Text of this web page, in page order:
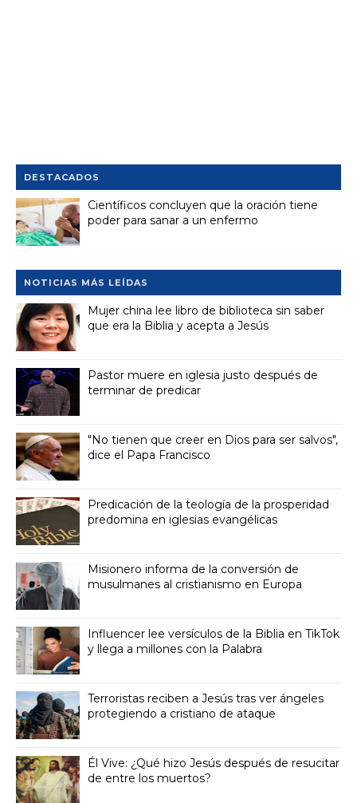
DESTACADOS
Científicos concluyen que la oración tiene
poder para sanar a un enfermo
NOTICIAS MÁS LEÍDAS
Mujer china lee libro de biblioteca sin saber
que era la Biblia y acepta a Jesús
Pastor muere en iglesia justo después de
terminar de predicar
"No tienen que creer en Dios para ser salvos",
dice el Papa Francisco
Predicación de la teología de la prosperidad
predomina en iglesias evangélicas
Misionero informa de la conversión de
musulmanes al cristianismo en Europa
Influencer lee versículos de la Biblia en TikTok
y llega a millones con la Palabra
Terroristas reciben a Jesús tras ver ángeles
protegiendo a cristiano de ataque
Él Vive: ¿Qué hizo Jesús después de resucitar
de entre los muertos?